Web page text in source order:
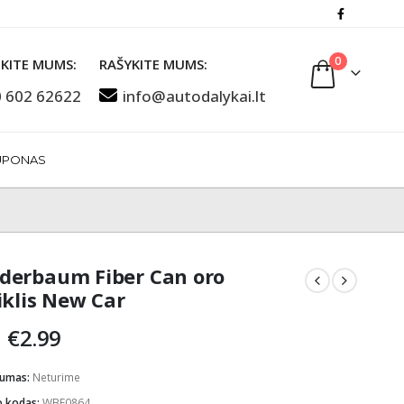
MUMS:
602 62622
RAŠYKITE MUMS:
info@autodalykai.lt
0
Fiber Can oro
New Car
Original
was:
€2.99Current
is:
Neturime